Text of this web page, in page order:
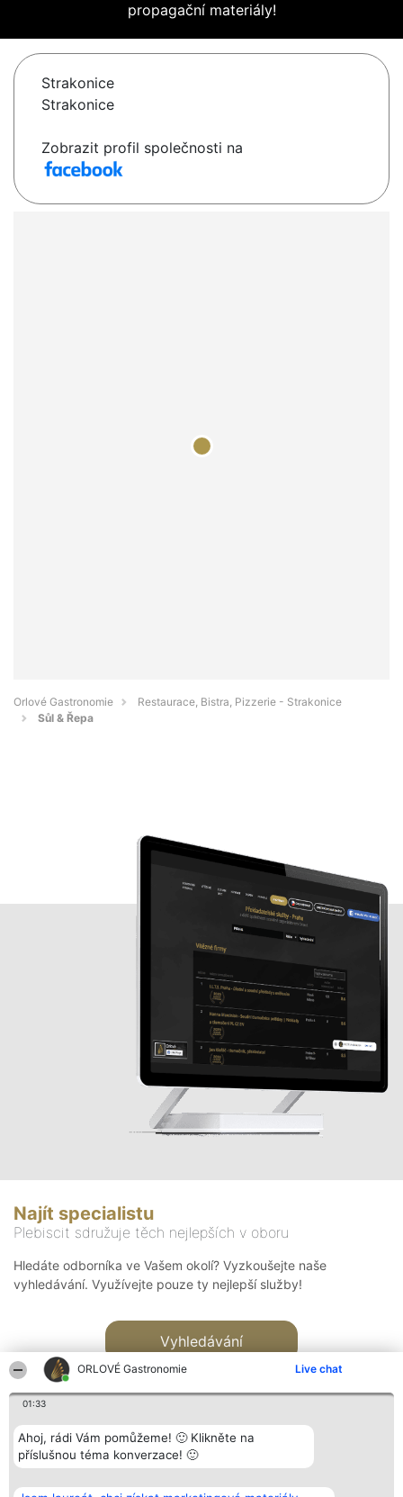
ORLOVÉ Gastronomie Live chat
01:33
Ahoj, rádi Vám pomůžeme! 🙂 Klikněte na
příslušnou téma konverzace! 🙂
propagační materiály!
Strakonice
Strakonice
Zobrazit profil společnosti na
Orlové Gastronomie
Restaurace, Bistra, Pizzerie - Strakonice
Sůl & Řepa
Najít specialistu
Plebiscit sdružuje těch nejlepších v oboru
Hledáte odborníka ve Vašem okolí? Vyzkoušejte naše
vyhledávání. Využívejte pouze ty nejlepší služby!
Vyhledávání
Bright Side Solutions sp. z o.
Vítězové
Kontakt